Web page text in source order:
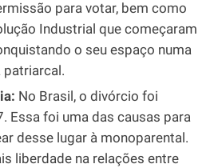
para votar, bem como
Industrial que começaram
o seu espaço numa
patriarcal.
No Brasil, o divórcio foi
Essa foi uma das causas para
desse lugar à monoparental.
liberdade na relações entre